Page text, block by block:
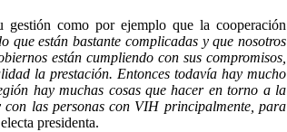
gestión como por ejemplo que la cooperación
que están bastante complicadas y que nosotros
están cumpliendo con sus compromisos,
la prestación. Entonces todavía hay mucho
hay muchas cosas que hacer en torno a la
las personas con VIH principalmente, para
presidenta.